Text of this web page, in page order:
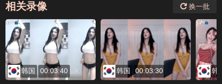
相关录像 换一批
韩国 00:03:40 韩国 00:03:30 韩